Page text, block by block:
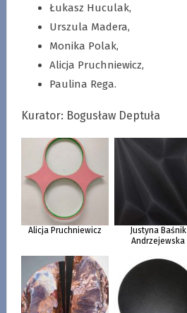
Łukasz Huculak,
Urszula Madera,
Monika Polak,
Alicja Pruchniewicz,
Paulina Rega.
Kurator: Bogusław Deptuła
Alicja Pruchniewicz
Justyna Baśnik
Andrzejewska